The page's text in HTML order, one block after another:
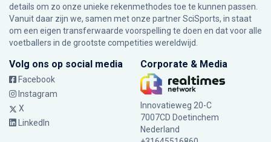
details om zo onze unieke rekenmethodes toe te kunnen passen.
Vanuit daar zijn we, samen met onze partner SciSports, in staat
om een eigen transferwaarde voorspelling te doen en dat voor alle
voetballers in de grootste competities wereldwijd.
Volg ons op social media
Facebook
Instagram
X
LinkedIn
Corporate & Media
Innovatieweg 20-C
7007CD Doetinchem
Nederland